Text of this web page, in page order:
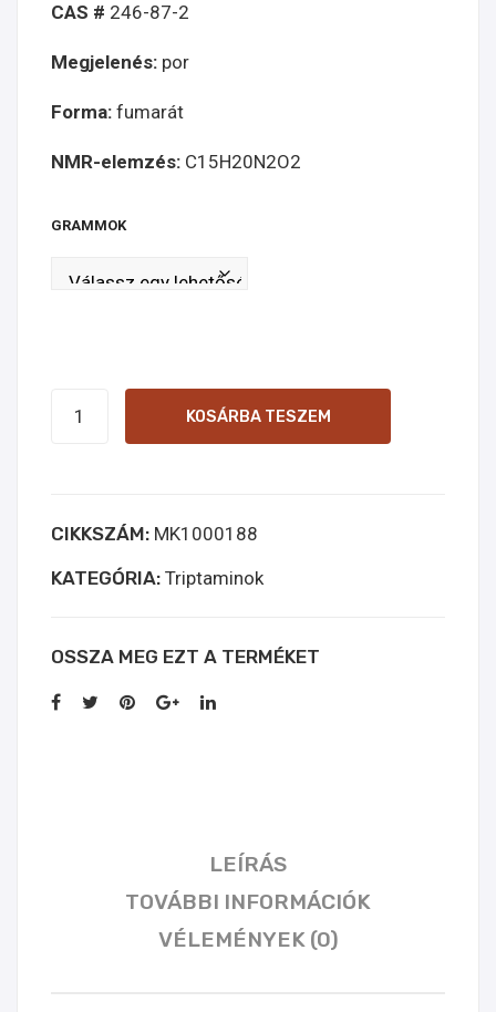
CAS # 246-87-2
Megjelenés: por
Forma: fumarát
NMR-elemzés: C15H20N2O2
GRAMMOK
kopen
mennyiség
KOSÁRBA TESZEM
CIKKSZÁM: MK1000188
KATEGÓRIA: Triptaminok
OSSZA MEG EZT A TERMÉKET
LEÍRÁS
TOVÁBBI INFORMÁCIÓK
VÉLEMÉNYEK (0)